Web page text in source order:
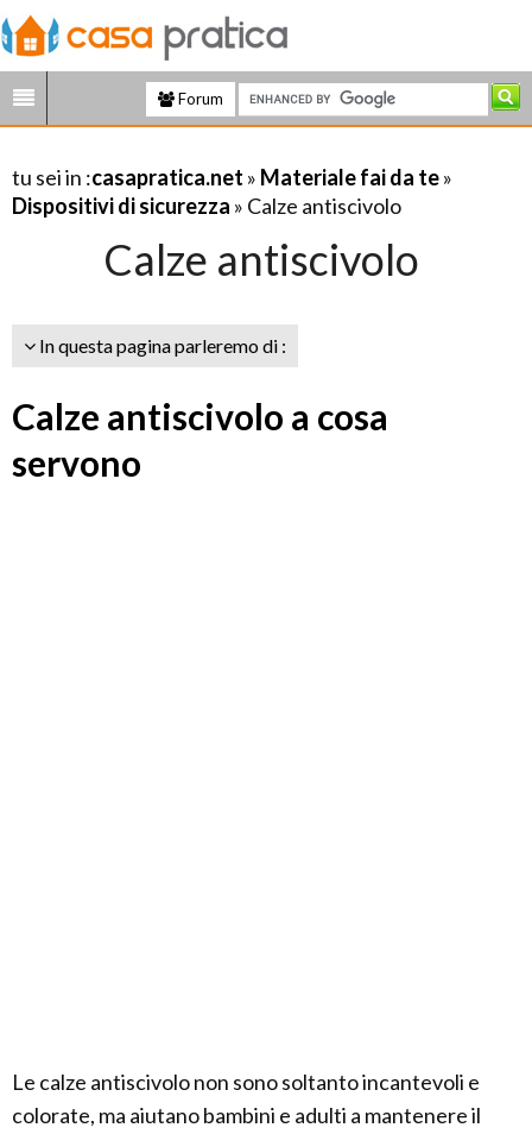
Forum
tu sei in :casapratica.net » Materiale fai da te»
Dispositivi di sicurezza » Calze antiscivolo
Calze antiscivolo
In questa pagina parleremo di :
Calze antiscivolo a cosa
servono
Le calze antiscivolo non sono soltanto incantevoli e
colorate, ma aiutano bambini e adulti a mantenere il